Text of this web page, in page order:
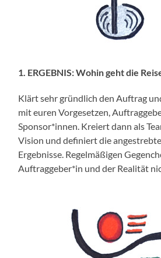
1. ERGEBNIS: Wohin geht die
Klärt sehr gründlich den Auftrag
mit euren Vorgesetzen,
Sponsor*innen. Kreiert dann als
Vision und definiert die
Ergebnisse. Regelmäßigen
Auftraggeber*in und der Realität